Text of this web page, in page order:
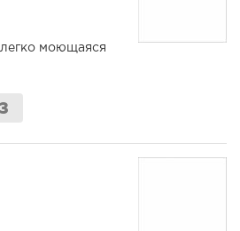
легко моющаяся